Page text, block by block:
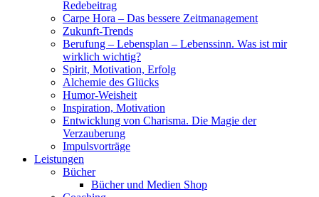
Redebeitrag
Carpe Hora – Das bessere Zeitmanagement
Zukunft-Trends
Berufung – Lebensplan – Lebenssinn. Was ist mir
wirklich wichtig?
Spirit, Motivation, Erfolg
Alchemie des Glücks
Humor-Weisheit
Inspiration, Motivation
Entwicklung von Charisma. Die Magie der
Verzauberung
Impulsvorträge
Leistungen
Bücher
Bücher und Medien Shop